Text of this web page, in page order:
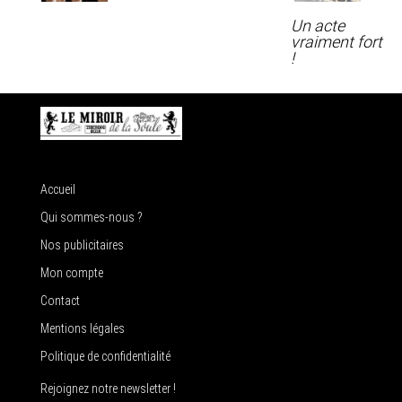
Un acte
vraiment fort
!
Accueil
Qui sommes-nous ?
Nos publicitaires
Mon compte
Contact
Mentions légales
Politique de confidentialité
Rejoignez notre newsletter !